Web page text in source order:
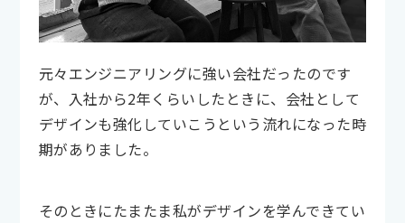
元々エンジニアリングに強い会社だったのです
が、入社から2年くらいしたときに、会社として
デザインも強化していこうという流れになった時
期がありました。
そのときにたまたま私がデザインを学んできてい